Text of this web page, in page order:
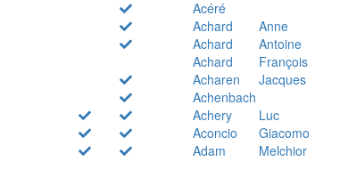
Acéré
Achard
Anne
Achard
Antoine
Achard
François
Acharen
Jacques
Achenbach
Achery
Luc
Aconcio
Giacomo
Adam
Melchior